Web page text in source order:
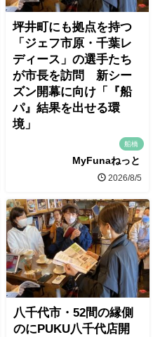
坪井町にも拠点を持つ
「ジェフ市原・千葉レ
ディース」の選手たち
が市長を訪問 新シー
ズン開幕に向け「『船
パ』結果を出せる環
境」
船橋
MyFunaねっと
2026/8/5
八千代市・52間の縁側
のにPUKU八千代店開